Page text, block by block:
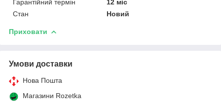
Гарантійний термін
12 міс
Стан
Новий
Приховати
Умови доставки
Нова Пошта
Магазини Rozetka